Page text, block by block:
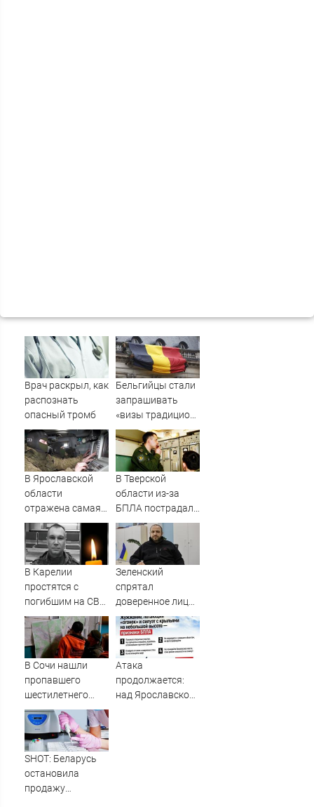
Врач раскрыл, как
распознать
опасный тромб
Бельгийцы стали
запрашивать
«визы традиционных
ценностей» в
посольстве РФ
В Ярославской
области
отражена самая
массовая атака
БПЛА - сбито 88
дронов - Новости
на Вести.ru
В Тверской
области из-за
БПЛА пострадал
склад
Вайлдберриз и
постройки в СНТ
– Новости Твери и
Тверские новости.
Новости
В Карелии
простятся с
погибшим на СВО
командиром
взвода
Зеленский
спрятал
доверенное лицо
в украинской
внешней разведке
В Сочи нашли
пропавшего
шестилетнего
ребенка
Атака
продолжается:
над Ярославской
SHOT: Беларусь
остановила
продажу